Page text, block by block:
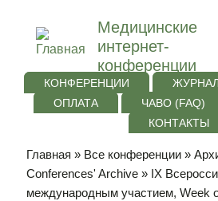
Медицинские
интернет-
конференции
КОНФЕРЕНЦИИ ЖУРНАЛ
ОПЛАТА
ЧАВО (FAQ)
КОНТАКТЫ
Главная » Все конференции »
Conferences' Archive » IХ
международным участием, Week